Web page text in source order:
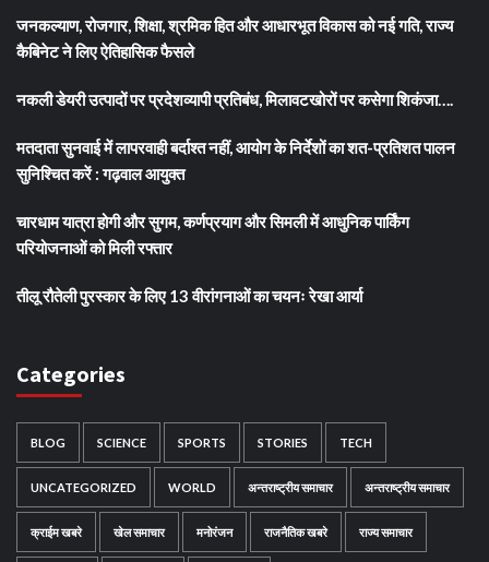
जनकल्याण, रोजगार, शिक्षा, श्रमिक हित और आधारभूत विकास को नई गति, राज्य
कैबिनेट ने लिए ऐतिहासिक फैसले
नकली डेयरी उत्पादों पर प्रदेशव्यापी प्रतिबंध, मिलावटखोरों पर कसेगा शिकंजा….
मतदाता सुनवाई में लापरवाही बर्दाश्त नहीं, आयोग के निर्देशों का शत-प्रतिशत पालन
सुनिश्चित करें : गढ़वाल आयुक्त
चारधाम यात्रा होगी और सुगम, कर्णप्रयाग और सिमली में आधुनिक पार्किंग
परियोजनाओं को मिली रफ्तार
तीलू रौतेली पुरस्कार के लिए 13 वीरांगनाओं का चयनः रेखा आर्या
Categories
BLOG SCIENCE SPORTS STORIES TECH
UNCATEGORIZED WORLD अन्तराष्ट्रीय समाचार अन्तराष्ट्रीय समाचार
क्राईम खबरे खेल समाचार मनोरंजन राजनैतिक खबरे राज्य समाचार